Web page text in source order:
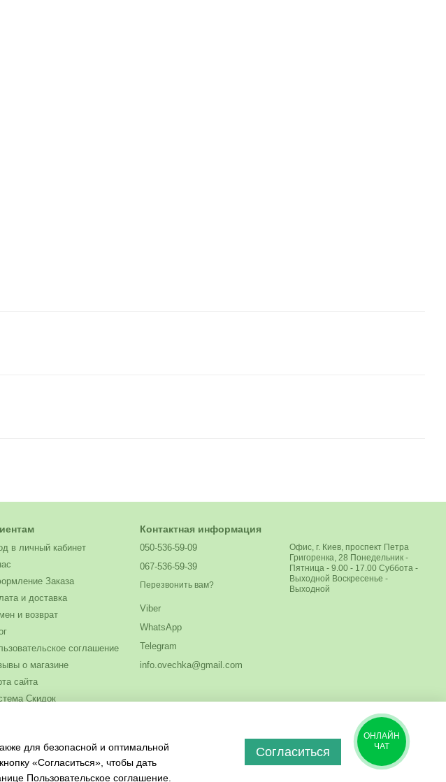
в личный кабинет
Заказа
и доставка
и возврат
соглашение
о магазине
сайта
Скидок
Контактная информация
050-536-59-09
067-536-59-39
Перезвонить вам?
Viber
WhatsApp
Telegram
info.ovechka@gmail.com
Офис, г. Киев, проспект Петра
Григоренка, 28 Понедельник -
Пятница - 9.00 - 17.00 Суббота -
Выходной Воскресенье -
Выходной
для безопасной и оптимальной
«Согласиться», чтобы дать
Пользовательское соглашение
Согласиться
ОНЛАЙН
ЧАТ